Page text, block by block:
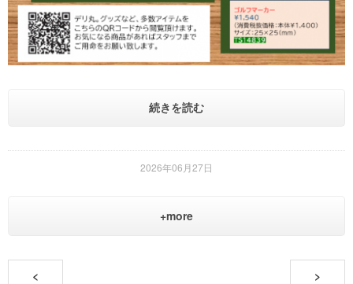
続きを読む
2026年06月27日
+more
< >